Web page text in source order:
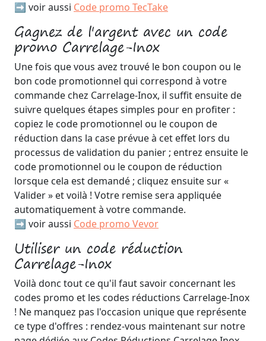
➡️ voir aussi Code promo TecTake
Gagnez de l'argent avec un code
promo Carrelage-Inox
Une fois que vous avez trouvé le bon coupon ou le
bon code promotionnel qui correspond à votre
commande chez Carrelage-Inox, il suffit ensuite de
suivre quelques étapes simples pour en profiter :
copiez le code promotionnel ou le coupon de
réduction dans la case prévue à cet effet lors du
processus de validation du panier ; entrez ensuite le
code promotionnel ou le coupon de réduction
lorsque cela est demandé ; cliquez ensuite sur «
Valider » et voilà ! Votre remise sera appliquée
automatiquement à votre commande.
➡️ voir aussi Code promo Vevor
Utiliser un code réduction
Carrelage-Inox
Voilà donc tout ce qu'il faut savoir concernant les
codes promo et les codes réductions Carrelage-Inox
! Ne manquez pas l'occasion unique que représente
ce type d'offres : rendez-vous maintenant sur notre